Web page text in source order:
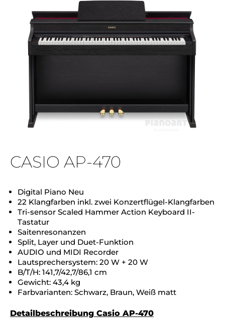
CASIO AP-470
Digital Piano Neu
22 Klangfarben inkl. zwei Konzertflügel-Klangfarben
Tri-sensor Scaled Hammer Action Keyboard II-
Tastatur
Saitenresonanzen
Split, Layer und Duet-Funktion
AUDIO und MIDI Recorder
Lautsprechersystem: 20 W + 20 W
B/T/H: 141,7/42,7/86,1 cm
Gewicht: 43,4 kg
Farbvarianten: Schwarz, Braun, Weiß matt
Detailbeschreibung Casio AP-470